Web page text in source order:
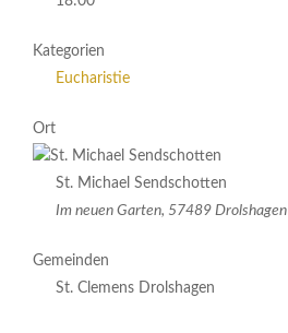
Kategorien
Eucharistie
Ort
St. Michael Sendschotten
Im neuen Garten, 57489 Drolshagen
Gemeinden
St. Clemens Drolshagen